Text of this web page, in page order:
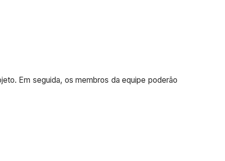
Em seguida, os membros da equipe poderão